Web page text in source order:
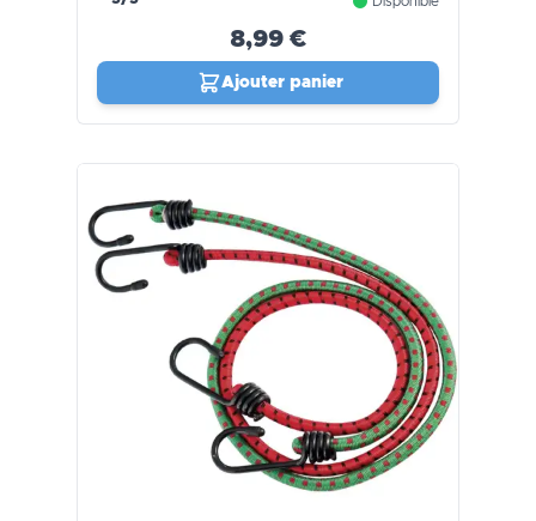
8,99 €
Ajouter panier